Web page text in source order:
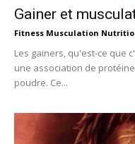
Gainer et
Fitness Musculation
Les gainers, qu'est-ce que
une association de
poudre. Ce...